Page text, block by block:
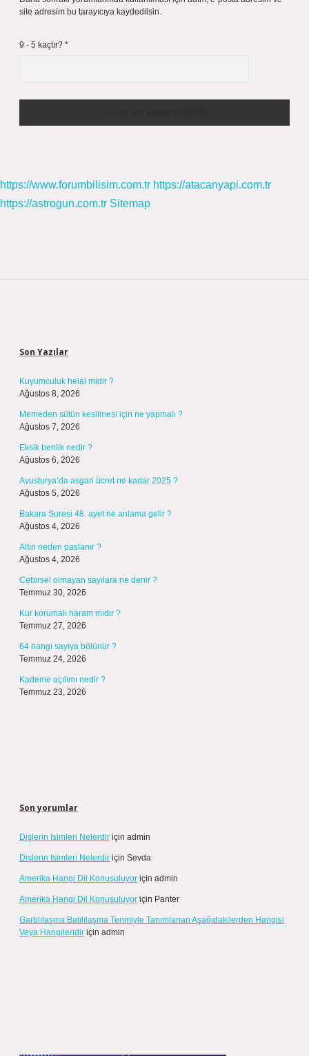
site adresim bu tarayıcıya kaydedilsin.
9 - 5 kaçtır? *
https://www.forumbilisim.com.tr https://atacanyapi.com.tr
https://astrogun.com.tr Sitemap
Son Yazılar
Kuyumculuk helal midir ?
Ağustos 8, 2026
Memeden sütün kesilmesi için ne yapmalı ?
Ağustos 7, 2026
Eksik benlik nedir ?
Ağustos 6, 2026
Avusturya’da asgari ücret ne kadar 2025 ?
Ağustos 5, 2026
Bakara Suresi 48. ayet ne anlama gelir ?
Ağustos 4, 2026
Altın neden paslanır ?
Ağustos 4, 2026
Cebirsel olmayan sayılara ne denir ?
Temmuz 30, 2026
Kur korumalı haram mıdır ?
Temmuz 27, 2026
64 hangi sayıya bölünür ?
Temmuz 24, 2026
Kademe açılımı nedir ?
Temmuz 23, 2026
Son yorumlar
Dişlerin Isimleri Nelerdir için admin
Dişlerin Isimleri Nelerdir için Sevda
Amerika Hangi Dil Konuşuluyor için admin
Amerika Hangi Dil Konuşuluyor için Panter
Garblılaşma Batılılaşma Terimiyle Tanımlanan Aşağıdakilerden Hangisi
Veya Hangileridir için admin